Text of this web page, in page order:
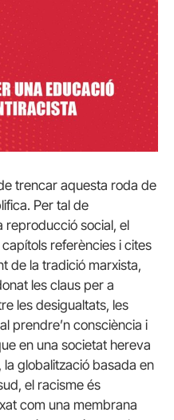
trencar aquesta roda de
Per tal de
reproducció social, el
referències i cites
de la tradició marxista,
les claus per a
les desigualtats, les
prendre’n consciència i
en una societat hereva
la globalització basada en
el racisme és
com una membrana